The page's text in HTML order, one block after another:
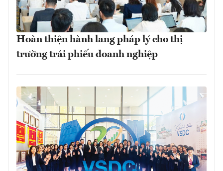
Hoàn thiện hành lang pháp lý cho thị
trường trái phiếu doanh nghiệp